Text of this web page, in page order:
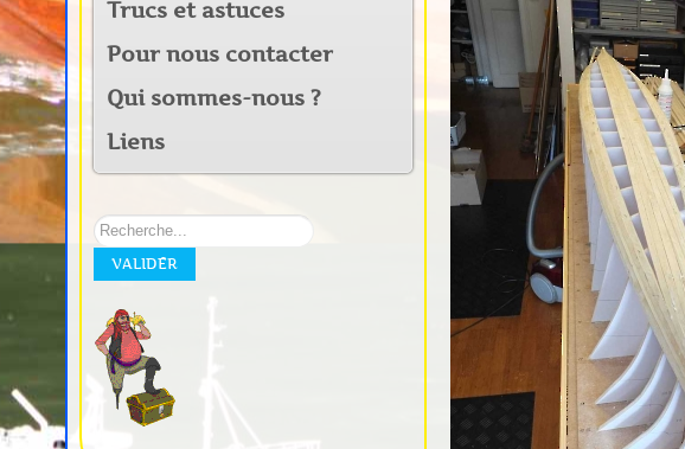
Trucs et astuces
Pour nous contacter
Qui sommes-nous ?
Liens
Rechercher
sur
notre
VALIDER